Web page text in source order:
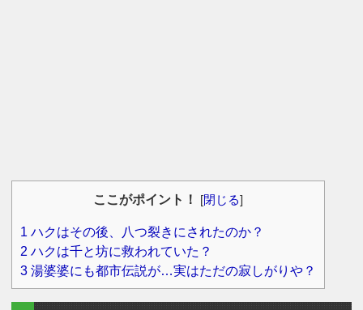
ここがポイント！ [閉じる]
1 ハクはその後、八つ裂きにされたのか？
2 ハクは千と坊に救われていた？
3 湯婆婆にも都市伝説が…実はただの寂しがりや？